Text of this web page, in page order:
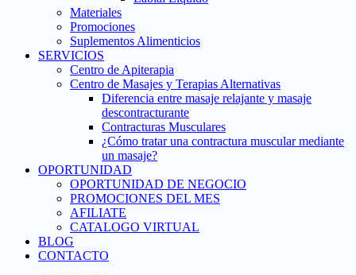
Materiales
Promociones
Suplementos Alimenticios
SERVICIOS
Centro de Apiterapia
Centro de Masajes y Terapias Alternativas
Diferencia entre masaje relajante y masaje
descontracturante
Contracturas Musculares
¿Cómo tratar una contractura muscular mediante
un masaje?
OPORTUNIDAD
OPORTUNIDAD DE NEGOCIO
PROMOCIONES DEL MES
AFILIATE
CATALOGO VIRTUAL
BLOG
CONTACTO